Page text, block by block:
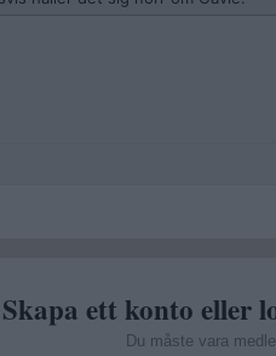
Skapa ett konto eller
Du måste vara